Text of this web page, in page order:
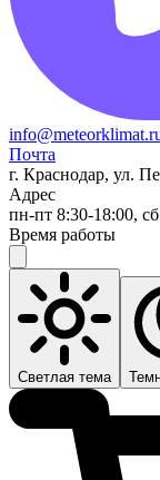
Почта
г. Краснодар, ул.
Адрес
пн-пт 8:30-18:00,
Время работы
Светлая тема